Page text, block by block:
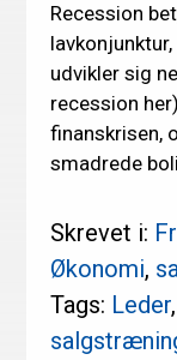
Recession
udvikler sig
recession
finanskrisen,
smadrede
Skrevet i:
Økonomi,
Tags: Leder,